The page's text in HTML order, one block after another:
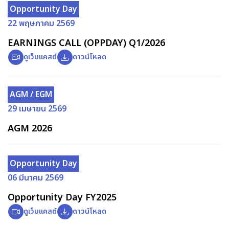
22 พฤษภาคม 2569
Opportunity Day
EARNINGS CALL (OPPDAY) Q1/2026
ดูเว็บแคสต์ ดาวน์โหลด
29 เมษายน 2569
AGM / EGM
AGM 2026
06 มีนาคม 2569
Opportunity Day
Opportunity Day FY2025
ดูเว็บแคสต์ ดาวน์โหลด